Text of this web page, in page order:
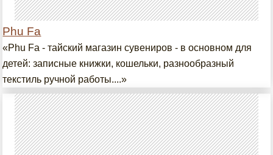
Phu Fa
«Phu Fa - тайский магазин сувениров - в основном для
детей: записные книжки, кошельки, разнообразный
текстиль ручной работы....»